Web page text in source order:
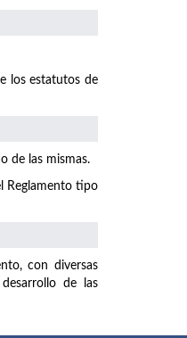
los estatutos de
de las mismas.
Reglamento tipo
con diversas
de las